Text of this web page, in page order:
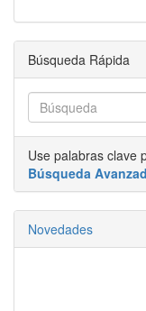
Búsqueda Rápida
Use palabras clave
Búsqueda
Novedades